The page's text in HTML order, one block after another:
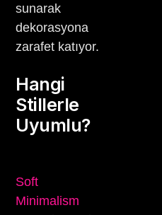
sunarak
dekorasyona
zarafet katıyor.
Hangi
Stillerle
Uyumlu?
Soft
Minimalism